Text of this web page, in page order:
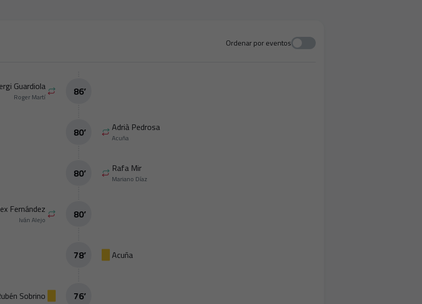
Ordenar por eventos
Guardiola
Roger Martí 86’
Adrià Pedrosa
Acuña
80’
Rafa Mir
Mariano Díaz
80’
Fernández
Iván Alejo 80’
Acuña
78’
Sobrino 76’